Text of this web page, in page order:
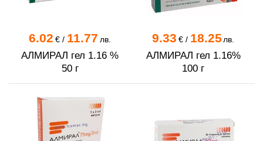
6.02 € / 11.77 лв.
АЛМИРАЛ гел 1.16 %
50 г
9.33 €/ 18.25 лв.
АЛМИРАЛ гел 1.16%
100 г